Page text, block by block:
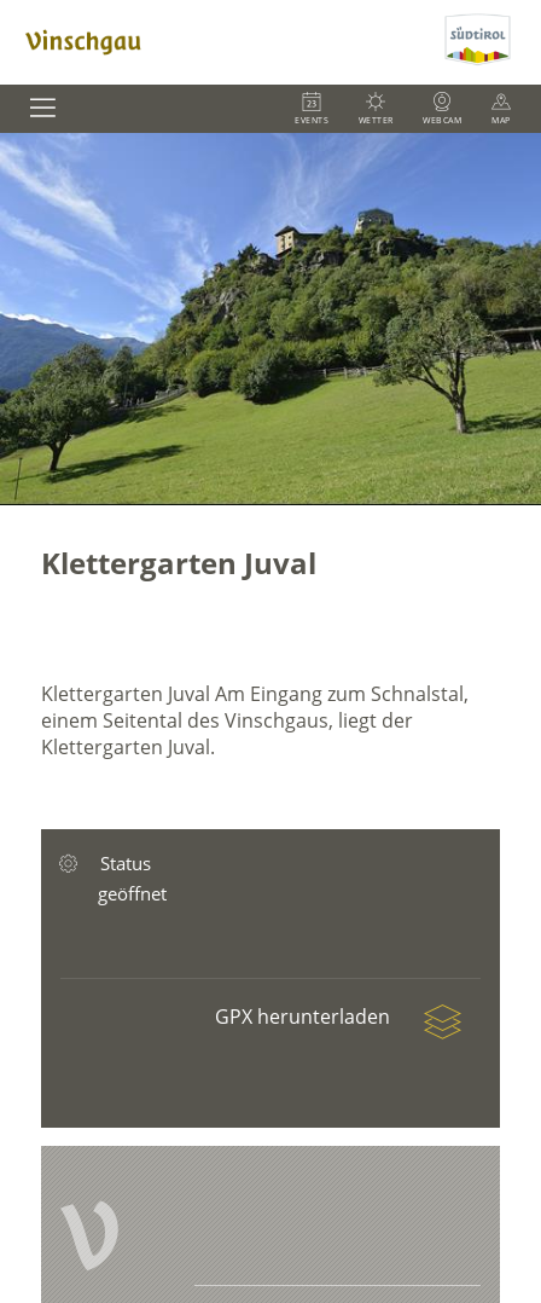
EVENTS WETTER WEBCAM MAP
Klettergarten Juval
Klettergarten Juval Am Eingang zum Schnalstal,
einem Seitental des Vinschgaus, liegt der
Klettergarten Juval.
Status
geöffnet
GPX herunterladen
V